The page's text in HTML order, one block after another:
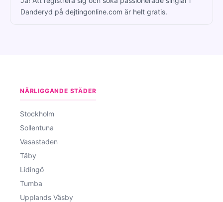
Danderyd på dejtingonline.com är helt gratis.
NÄRLIGGANDE STÄDER
Stockholm
Sollentuna
Vasastaden
Täby
Lidingö
Tumba
Upplands Väsby